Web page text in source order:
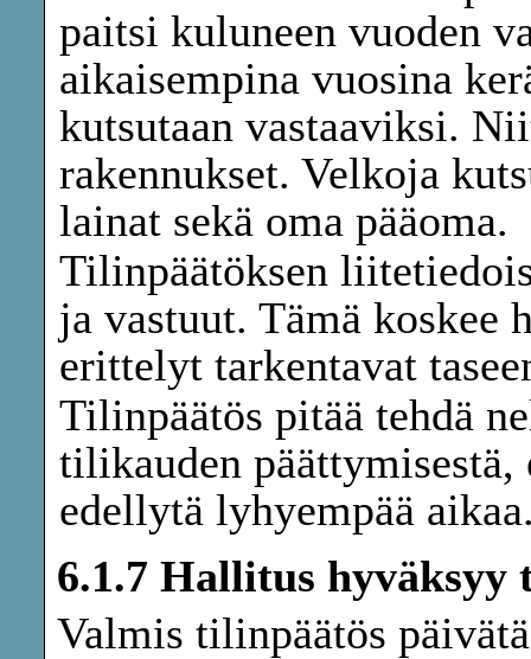
paitsi kuluneen vuoden
aikaisempina vuosina
kutsutaan vastaaviksi.
rakennukset. Velkoja
lainat sekä oma pääoma.
Tilinpäätöksen
ja vastuut. Tämä koskee
erittelyt tarkentavat
Tilinpäätös pitää tehdä
tilikauden
edellytä lyhyempää
6.1.7 Hallitus hyväksyy
Valmis tilinpäätös